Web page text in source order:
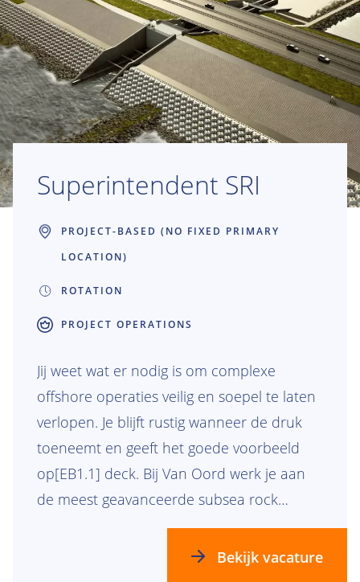
Superintendent SRI
PROJECT-BASED (NO FIXED PRIMARY
LOCATION)
ROTATION
PROJECT OPERATIONS
Jij weet wat er nodig is om complexe
offshore operaties veilig en soepel te laten
verlopen. Je blijft rustig wanneer de druk
toeneemt en geeft het goede voorbeeld
op[EB1.1] deck. Bij Van Oord werk je aan
de meest geavanceerde subsea rock
installation projecten ter wereld. Van het
beschermen van pijpleidingen tot het
Bekijk vacature